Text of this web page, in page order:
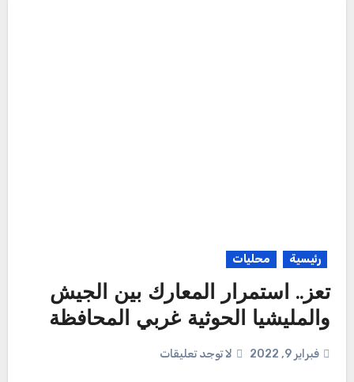
رئيسية محليات
تعز.. استمرار المعارك بين الجيش
والمليشيا الحوثية غربي المحافظة
فبراير 9, 2022 لا توجد تعليقات